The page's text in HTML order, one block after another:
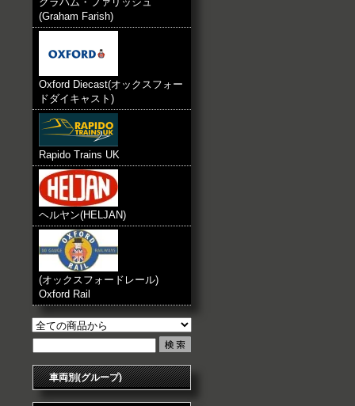
(Graham Farish)
Oxford Diecast(オックスフォー
ドダイキャスト)
Rapido Trains UK
ヘルヤン(HELJAN)
(オックスフォードレール)
Oxford Rail
車両別(グループ)